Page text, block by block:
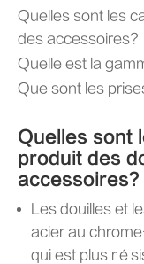
Quelles sont les
des accessoires?
Quelle est la
Que sont les
Quelles sont
produit des
accessoires?
Les douilles et
acier au
qui est plus